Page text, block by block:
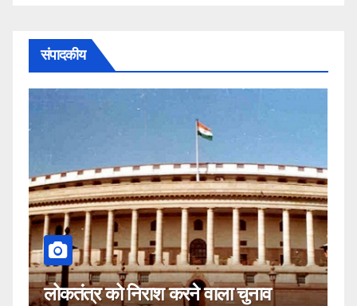
संपादकीय
लोकतंत्र को निराश करने वाला चुनाव